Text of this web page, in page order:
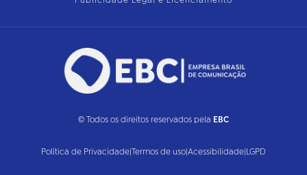
© Todos os direitos reservados pela EBC
Política de Privacidade|Termos de uso|Acessibilidade|LGPD